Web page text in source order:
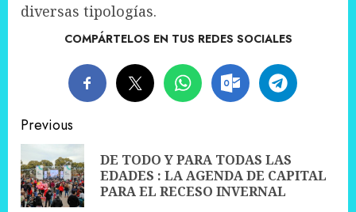
diversas tipologías.
COMPÁRTELOS EN TUS REDES SOCIALES
Post
navigation
Previous
DE TODO Y PARA TODAS LAS
EDADES : LA AGENDA DE CAPITAL
PARA EL RECESO INVERNAL